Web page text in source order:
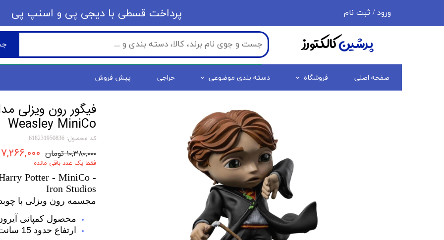
ورود / ثبت نام
حساب کاربری من
تغییر گذر واژه
سفارشات
خروج از حساب کاربری
​​پرداخت قسطی با دیجی پی ​​​​​​​و اسنپ پی
صفحه اصلی فروشگاه دسته بندی موضوعی حراجی پیش فروش
پرشینکالکتورز
Weasley MiniCo
کد محصول: 618231950836
۱۰,۳۸۰,۰۰۰ تومان ۷,۲۶۶,۰۰۰ تومان
فقط یک عدد باقی مانده
Potter - MiniCo -
Iron Studios
مجسمه رون ویزلی با
محصول کمپانی
ارتفاع حدود 15 سانت